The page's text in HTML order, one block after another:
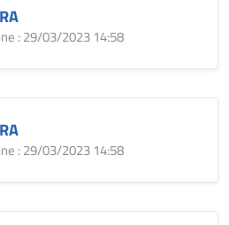
: 29/03/2023 14:58
: 29/03/2023 14:58